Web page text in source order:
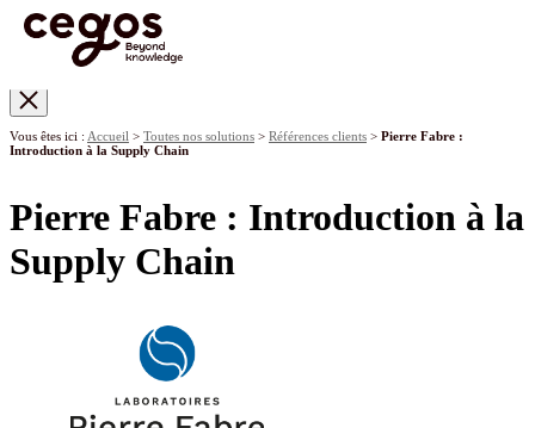
Vous êtes ici : Accueil > Toutes nos solutions > Références clients > Pierre Fabre :
Introduction à la Supply Chain
Pierre Fabre : Introduction à la
Supply Chain